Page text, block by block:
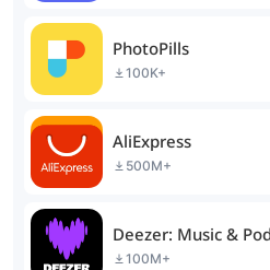
PhotoPills
100K+
AliExpress
500M+
Deezer: Music &
100M+